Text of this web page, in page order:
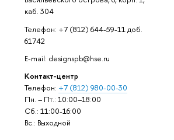
каб. 304
Телефон: +7 (812) 644-59-11 доб.
61742
E-mail: designspb@hse.ru
Контакт-центр
Телефон: +7 (812) 980-00-30
Пн. – Пт.: 10:00–18:00
Сб.: 11:00-16:00
Вс.: Выходной